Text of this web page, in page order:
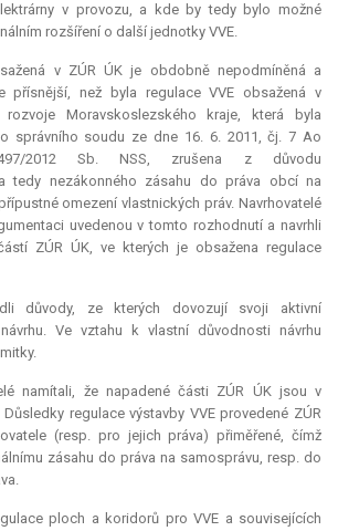
v provozu, a kde by tedy bylo možné
rozšíření o další jednotky VVE.
v ZÚR ÚK je obdobně nepodmíněná a
přísnější, než byla regulace VVE obsažená v
rozvoje Moravskoslezského kraje, která byla
správního soudu ze dne 16. 6. 2011, čj. 7 Ao
2012 Sb. NSS, zrušena z důvodu
tedy nezákonného zásahu do práva obcí na
omezení vlastnických práv. Navrhovatelé
uvedenou v tomto rozhodnutí a navrhli
ZÚR ÚK, ve kterých je obsažena regulace
důvody, ze kterých dovozují svoji aktivní
Ve vztahu k vlastní důvodnosti návrhu
namítali, že napadené části ZÚR ÚK jsou v
regulace výstavby VVE provedené ZÚR
(resp. pro jejich práva) přiměřené, čímž
zásahu do práva na samosprávu, resp. do
ploch a koridorů pro VVE a souvisejících